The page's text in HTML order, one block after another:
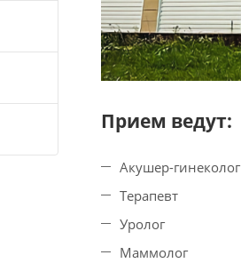
Прием ведут:
Акушер-гинеколог
Терапевт
Уролог
Маммолог